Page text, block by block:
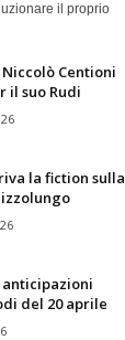
il proprio
Centioni
il suo Rudi
la fiction sulla
anticipazioni
del 20 aprile